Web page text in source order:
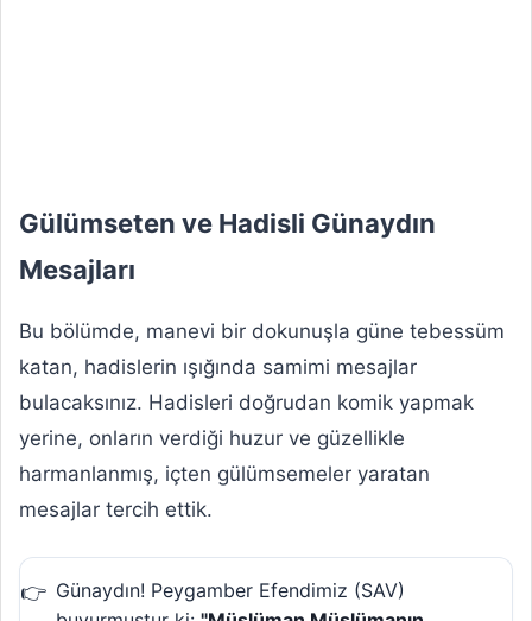
Gülümseten ve Hadisli Günaydın
Mesajları
Bu bölümde, manevi bir dokunuşla güne tebessüm
katan, hadislerin ışığında samimi mesajlar
bulacaksınız. Hadisleri doğrudan komik yapmak
yerine, onların verdiği huzur ve güzellikle
harmanlanmış, içten gülümsemeler yaratan
mesajlar tercih ettik.
Günaydın! Peygamber Efendimiz (SAV)